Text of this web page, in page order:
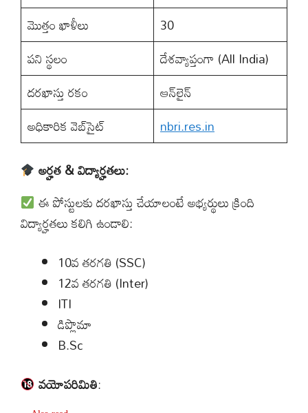
మొత్తం ఖాళీలు
30
పని స్థలం
దేశవ్యాప్తంగా (All India)
దరఖాస్తు రకం
ఆన్‌లైన్
అధికారిక వెబ్‌సైట్
nbri.res.in
అర్హత & విద్యార్హతలు:
ఈ పోస్టులకు దరఖాస్తు చేయాలంటే అభ్యర్థులు క్రింది
విద్యార్హతలు కలిగి ఉండాలి:
10వ తరగతి (SSC)
12వ తరగతి (Inter)
ITI
డిప్లొమా
B.Sc
వయోపరిమితి: